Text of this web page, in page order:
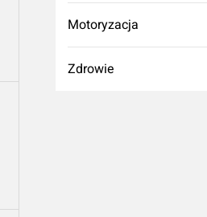
Motoryzacja
Zdrowie